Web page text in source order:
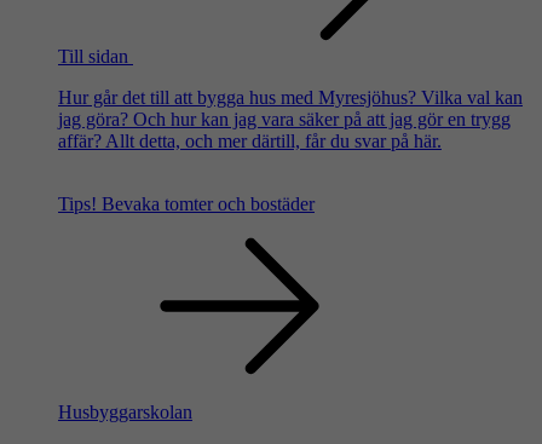
Till sidan
Hur går det till att bygga hus med Myresjöhus? Vilka val kan
jag göra? Och hur kan jag vara säker på att jag gör en trygg
affär? Allt detta, och mer därtill, får du svar på här.
Tips! Bevaka tomter och bostäder
Husbyggarskolan